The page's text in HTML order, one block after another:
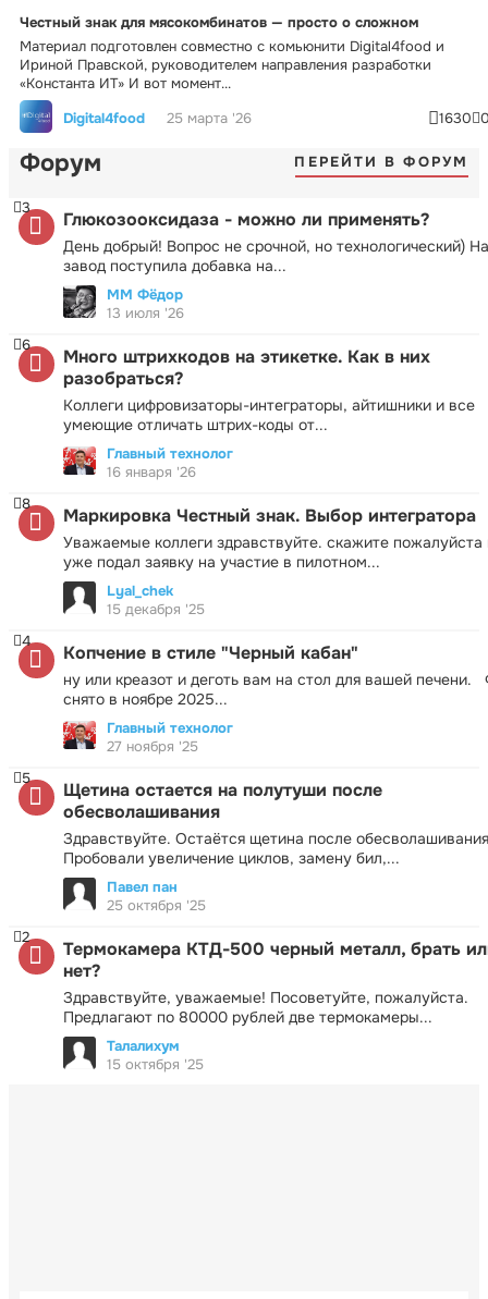
Честный знак для мясокомбинатов — просто о сложном
Материал подготовлен совместно с комьюнити Digital4food и
Ириной Правской, руководителем направления разработки
«Константа ИТ» И вот момент...
Digital4food
25 марта '26 1630
Форум ПЕРЕЙТИ В ФОРУМ
Глюкозооксидаза - можно ли применять?
День добрый! Вопрос не срочной, но технологический) На
завод поступила добавка на...
3
ММ Фёдор
13 июля '26
Много штрихкодов на этикетке. Как в них
разобраться?
Коллеги цифровизаторы-интеграторы, айтишники и все
умеющие отличать штрих-коды от...
6
Главный технолог
16 января '26
Маркировка Честный знак. Выбор интегратора
Уважаемые коллеги здравствуйте. скажите пожалуйста
уже подал заявку на участие в пилотном...
8
Lyal_chek
15 декабря '25
Копчение в стиле "Черный кабан"
ну или креазот и деготь вам на стол для вашей печени.
снято в ноябре 2025...
4
Главный технолог
27 ноября '25
Щетина остается на полутуши после
обесволашивания
Здравствуйте. Остаётся щетина после
Пробовали увеличение циклов, замену бил,...
5
Павел пан
25 октября '25
Термокамера КТД-500 черный металл, брать
нет?
Здравствуйте, уважаемые! Посоветуйте, пожалуйста.
Предлагают по 80000 рублей две термокамеры...
2
Талалихум
15 октября '25